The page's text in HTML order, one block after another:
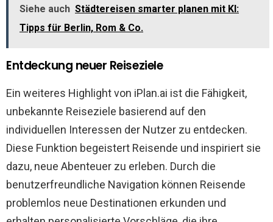
Siehe auch Städtereisen smarter planen mit KI:
Tipps für Berlin, Rom & Co.
Entdeckung neuer Reiseziele
Ein weiteres Highlight von iPlan.ai ist die Fähigkeit,
unbekannte Reiseziele basierend auf den
individuellen Interessen der Nutzer zu entdecken.
Diese Funktion begeistert Reisende und inspiriert sie
dazu, neue Abenteuer zu erleben. Durch die
benutzerfreundliche Navigation können Reisende
problemlos neue Destinationen erkunden und